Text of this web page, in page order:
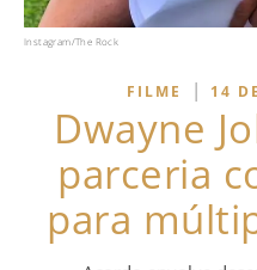
Instagram/The Rock
FILME | 14
Dwayne
parceria
para